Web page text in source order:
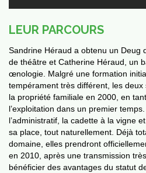
LEUR PARCOURS
Sandrine Héraud a obtenu un Deug
de théâtre et Catherine Héraud, un
œnologie. Malgré une formation
tempérament très différent, les
la propriété familiale en 2000, en
l’exploitation dans un premier
l’administratif, la cadette à la vigne
sa place, tout naturellement. Déjà
domaine, elles prendront
en 2010, après une transmission
bénéficier des avantages du statut